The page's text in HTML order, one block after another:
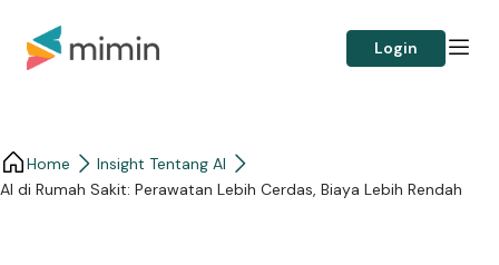
Login
Home
Insight Tentang AI
AI di Rumah Sakit: Perawatan Lebih Cerdas, Biaya Lebih Rendah